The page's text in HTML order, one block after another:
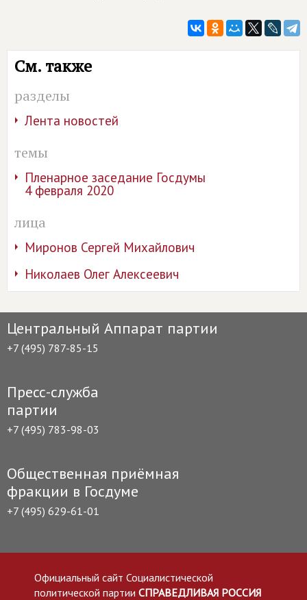
См. также
разделы
Лента новостей
темы
Пленарное заседание Госдумы
4 февраля 2020
лица
Миронов Сергей Михайлович
Николаев Олег Алексеевич
Центральный Аппарат партии
+7 (495) 787-85-15
Пресс-служба
партии
+7 (495) 783-98-03
Общественная приёмная
фракции в Госдуме
+7 (495) 629-61-01
Официальный сайт Социалистической
политической партии СПРАВЕДЛИВАЯ РОССИЯ